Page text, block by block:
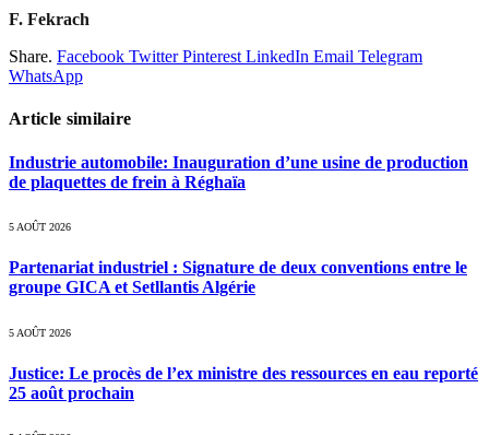
F. Fekrach
Share. Facebook Twitter Pinterest LinkedIn Email Telegram
WhatsApp
Article similaire
Industrie automobile: Inauguration d’une usine de production
de plaquettes de frein à Réghaïa
5 AOÛT 2026
Partenariat industriel : Signature de deux conventions entre le
groupe GICA et Setllantis Algérie
5 AOÛT 2026
Justice: Le procès de l’ex ministre des ressources en eau reporté
25 août prochain